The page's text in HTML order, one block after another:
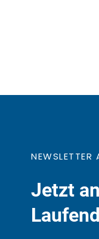
NEWSLETTER
Jetzt